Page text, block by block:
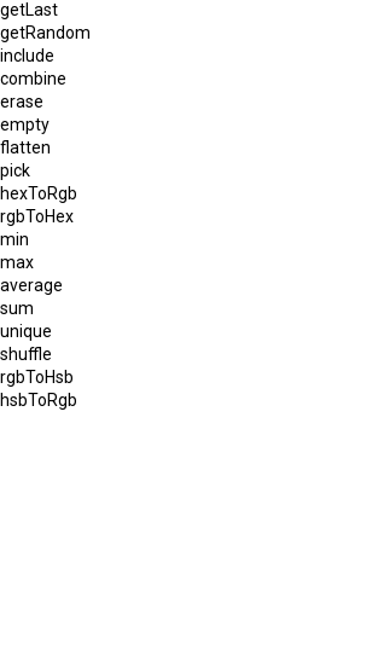
getLast
getRandom
include
combine
erase
empty
flatten
pick
hexToRgb
rgbToHex
min
max
average
sum
unique
shuffle
rgbToHsb
hsbToRgb